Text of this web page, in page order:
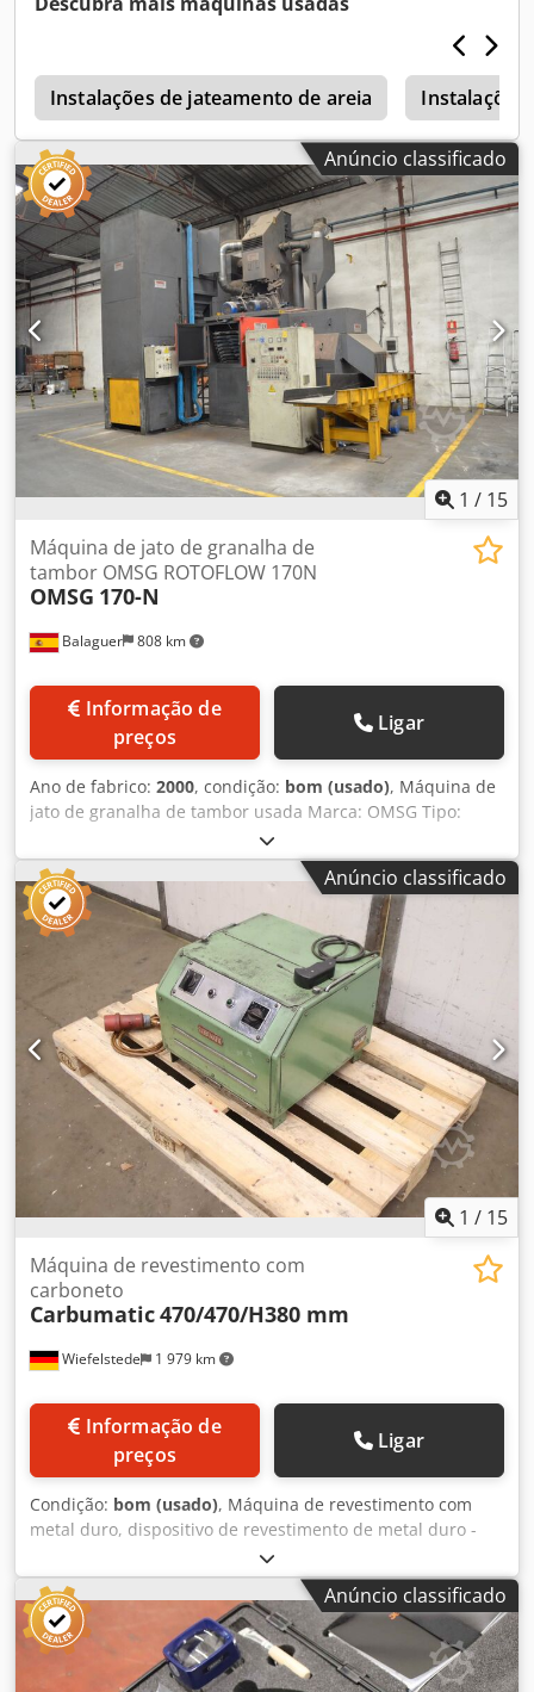
uma unidade de medição para a condutividade. O sistema
pode ser utilizado para as seguintes aplicações: Limpeza
de vidros Água desmineralizada para baterias de
empilhadores e outras baterias Enchimento de sistemas
de aquecimento Limpeza automóvel Limpeza de peças
Dkedpfx Asy Sxudeivor Água de limpeza Aquariofilia
Instalações de jateamento de areia
Anúncio classificado
1 / 15
Balaguer 808 km
Máquina de jato de granalha de
tambor OMSG ROTOFLOW 170N
OMSG 170-N
preços
Ligar
Ano de fabrico: 2000, condição: bom (usado), Máquina de
jato de granalha de tambor usada Marca: OMSG Tipo:
ROTOFLOW Modelo: 170-N Ano: 2000 Número de registo:
10371/00 Máquina de jateamento com esteira contínua
para jateamento de peças forjadas de alumínio, latão ou
aço, parafusos e porcas. Djdpfx Aiemza S Eovskr Torre de
alimentação automática. Peso máximo da peça por
unidade: 8 kg. Turbinas: 2 x 11kw Diâmetro da turbina:
350mm Turbinas do inversor Válvulas especiais de duas
posições Filtro ESTADO ACTUAL: Desmontado e
armazenado nas nossas instalações.
Anúncio classificado
1 / 15
Wiefelstede 1 979 km
Máquina de revestimento com
carboneto
Carbumatic470/470/H380 mm
preços
Ligar
Condição: bom (usado), Máquina de revestimento com
metal duro, dispositivo de revestimento de metal duro -
Fabricante: Carbumatic, máquina de revestimento com
metal duro - Tipo: infelizmente sem designação de tipo -
Tensão: 3 x 220-380 V / 50 Hz - Potência: 0,4 kW -
Dimensões de transporte: 470/470/A380 mm - Peso: 49
kg/unidade Dodpfxoy Edpyj Aivokr
Anúncio classificado